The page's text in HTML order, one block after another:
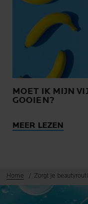
MOET IK MIJN
GOOIEN?
MEER LEZEN
Home Zorgt je